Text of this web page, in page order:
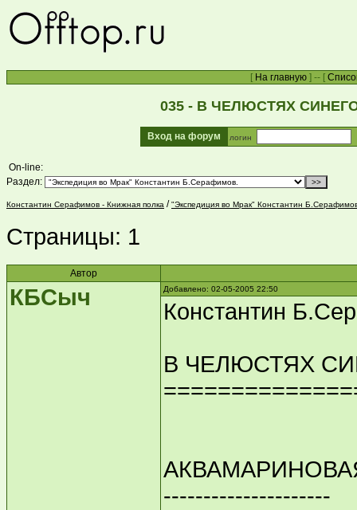
[ На главную] -- [
035 - В ЧЕЛЮСТЯХ СИНЕГО
Вход на форум логин
On-line:
Раздел:
Константин Серафимов - Книжная полка /"Экспедиция во Мрак" Константин
Страницы: 1
Автор
КБСыч Добавлено: 02-05-2005 22:50
Константин
В ЧЕЛЮСТЯХ
---------------------